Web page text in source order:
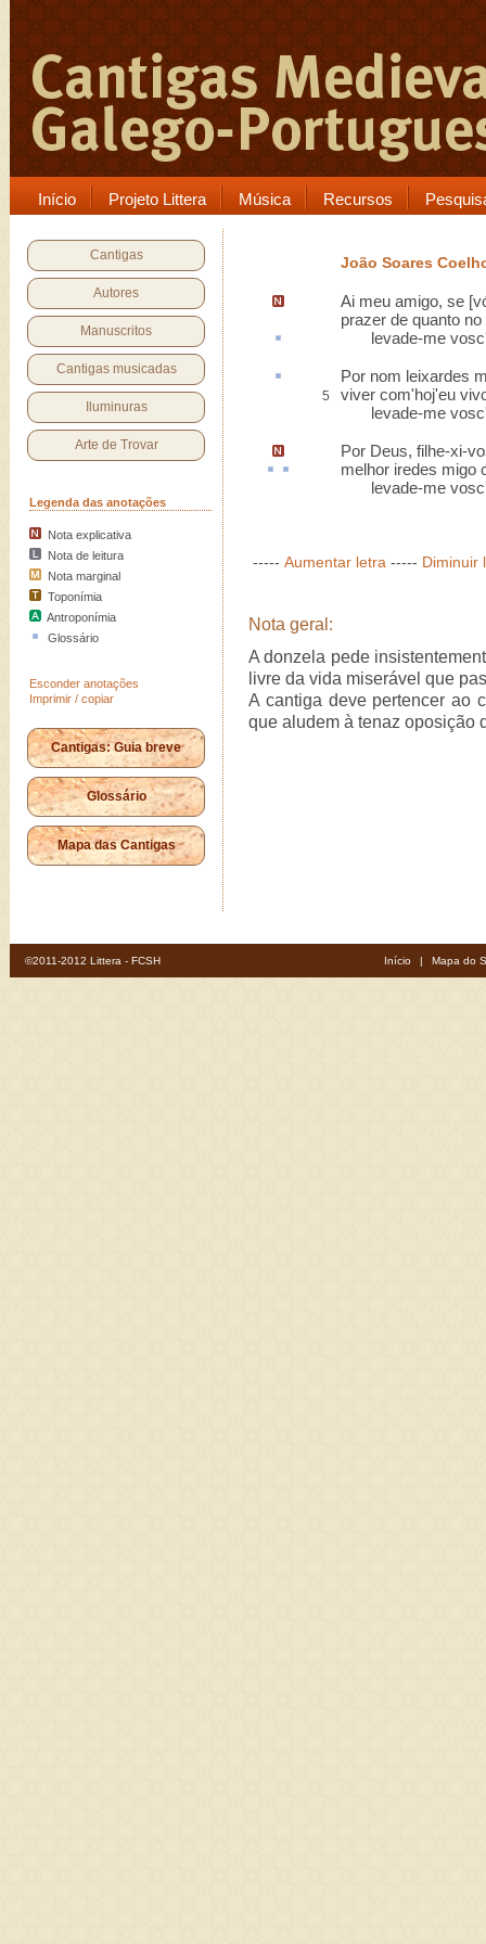
Início Projeto Littera Música Recursos
Cantigas
Autores
Manuscritos
Cantigas musicadas
Iluminuras
Arte de Trovar
Legenda das anotações
Nota explicativa
Nota de leitura
Nota marginal
Toponímia
Antroponímia
Glossário
Esconder anotações
Imprimir / copiar
Cantigas: Guia breve
Glossário
Mapa das Cantigas
João Soares
Ai meu amigo, se
prazer de quanto
levade-me vosc
Por nom leixardes
5
viver com'hoj'eu
levade-me
Por Deus, filhe-xi-
melhor iredes migo
levade-me
----- Aumentar letra ----- Diminuir
Nota geral:
A donzela pede
livre da vida miserável que
A cantiga deve pertencer ao
que aludem à tenaz oposição
©2011-2012 Littera - FCSH Início | Mapa do